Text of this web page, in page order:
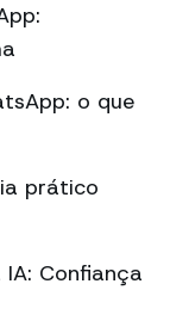
o que
prático
Confiança